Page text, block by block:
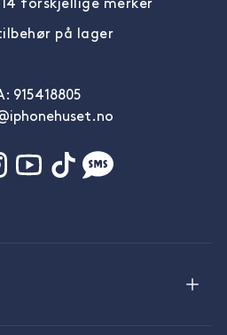
forskjellige merker
på lager
915418805